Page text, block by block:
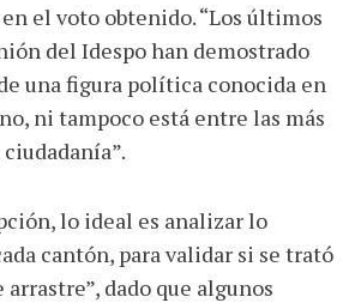
el voto obtenido. “Los últimos
del Idespo han demostrado
una figura política conocida en
ni tampoco está entre las más
lo ideal es analizar lo
cantón, para validar si se trató
arrastre”, dado que algunos